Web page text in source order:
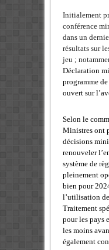
Initialement
conférence
dans un
résultats sur
jeu ;
Déclaration
programme
ouvert sur
Selon le
Ministres ont
décisions
renouveler
système de
pleinement
bien pour
l’utilisation
Traitement
pour les pays
les moins
également